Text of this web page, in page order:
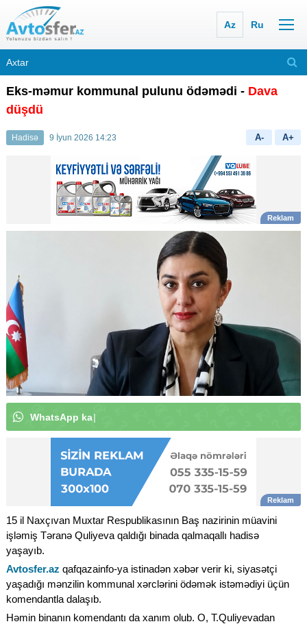
Az Ru
Eks-məmur kommunal pulunu ödəmədi - Dava
düşdü
Hadisə 9 İyun 2026 14:23 A- A+
WhatsApp kan
15 il Naxçıvan Muxtar Respublikasının Baş nazirinin müavini
işləmiş Təranə Quliyeva qaldığı binada qalmaqallı hadisə
yaşayıb.
Avtosfer.az qafqazainfo-ya istinadən xəbər verir ki, siyasətçi
yaşadığı mənzilin kommunal xərclərini ödəmək istəmədiyi üçün
komendantla dalaşıb.
Həmin binanın komendantı da xanım olub. O, T.Quliyevadan